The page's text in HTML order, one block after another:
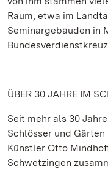
Raum, etwa im
Seminargebäuden in
ÜBER 30 JAHRE IM
Seit mehr als 30
Schlösser und
Künstler Otto
Schwetzingen